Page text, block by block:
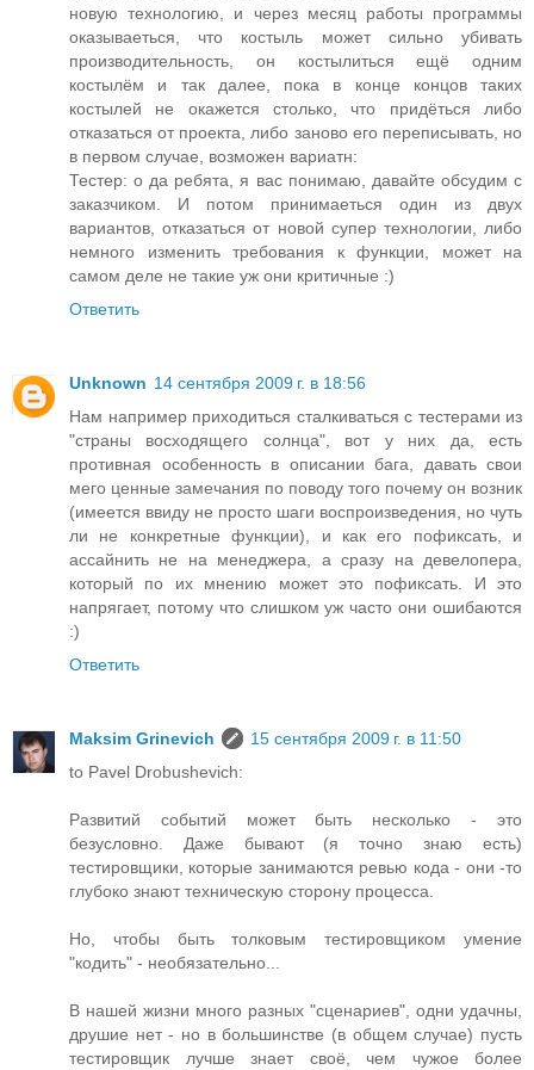
новую технологию, и через месяц работы программы
оказываеться, что костыль может сильно убивать
производительность, он костылиться ещё одним
костылём и так далее, пока в конце концов таких
костылей не окажется столько, что придёться либо
отказаться от проекта, либо заново его переписывать, но
в первом случае, возможен вариатн:
Тестер: о да ребята, я вас понимаю, давайте обсудим с
заказчиком. И потом принимаеться один из двух
вариантов, отказаться от новой супер технологии, либо
немного изменить требования к функции, может на
самом деле не такие уж они критичные :)
Ответить
Unknown 14 сентября 2009 г. в 18:56
Нам например приходиться сталкиваться с тестерами из
"страны восходящего солнца", вот у них да, есть
противная особенность в описании бага, давать свои
мего ценные замечания по поводу того почему он возник
(имеется ввиду не просто шаги воспроизведения, но чуть
ли не конкретные функции), и как его пофиксать, и
ассайнить не на менеджера, а сразу на девелопера,
который по их мнению может это пофиксать. И это
напрягает, потому что слишком уж часто они ошибаются
:)
Ответить
Maksim Grinevich
15 сентября 2009 г. в 11:50
to Pavel Drobushevich:
Развитий событий может быть несколько - это
безусловно. Даже бывают (я точно знаю есть)
тестировщики, которые занимаются ревью кода - они -то
глубоко знают техническую сторону процесса.
Но, чтобы быть толковым тестировщиком умение
"кодить" - необязательно...
В нашей жизни много разных "сценариев", одни удачны,
друшие нет - но в большинстве (в общем случае) пусть
тестировщик лучше знает своё, чем чужое более